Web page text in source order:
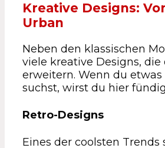
Kreative Designs:
Urban
Neben den klassischen
viele kreative Designs, die
erweitern. Wenn du
suchst, wirst du hier
Retro-Designs
Eines der coolsten Trends